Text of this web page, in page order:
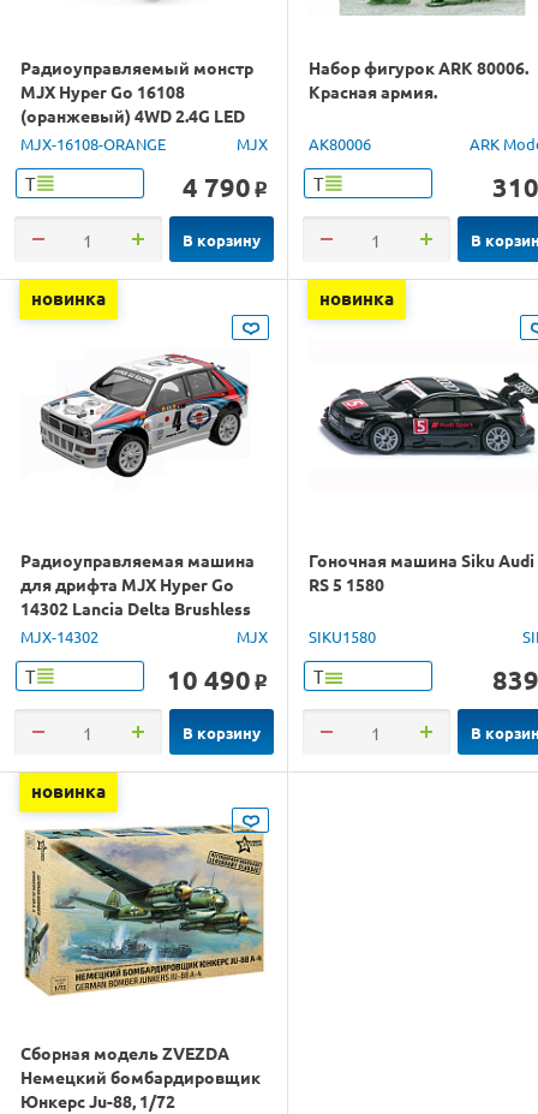
Радиоуправляемый монстр
MJX Hyper Go 16108
(оранжевый) 4WD 2.4G LED
1/16 RTR
MJX-16108-ORANGE MJX
Т 4 790 o
В корзину
Набор фигурок ARK 80006.
Красная армия.
AK80006 ARK
Т 310
В
новинка
Радиоуправляемая машина
для дрифта MJX Hyper Go
14302 Lancia Delta Brushless
4WD 2.4G LED 1/14 RTR
MJX-14302 MJX
Т 10 490 o
В корзину
новинка
Гоночная машина Siku Audi
RS 5 1580
SIKU1580
Т 839
В
новинка
Сборная модель ZVEZDA
Немецкий бомбардировщик
Юнкерс Ju-88, 1/72